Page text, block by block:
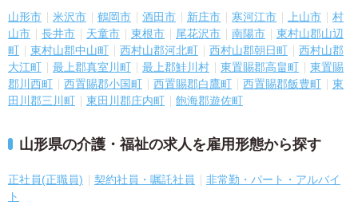
山形市 米沢市 鶴岡市 酒田市 新庄市 寒河江市 上山市
村
山市
長井市 天童市 東根市 尾花沢市 南陽市
東村山郡山辺
町
東村山郡中山町 西村山郡河北町 西村山郡朝日町
西村山郡
大江町
最上郡真室川町 最上郡鮭川村 東置賜郡高畠町
東置賜
郡川西町
西置賜郡小国町 西置賜郡白鷹町 西置賜郡飯豊町
東
田川郡三川町
東田川郡庄内町 飽海郡遊佐町
山形県の介護・福祉の求人を雇用形態から探す
正社員(正職員) 契約社員・嘱託社員
非常勤・パート・アルバイ
ト